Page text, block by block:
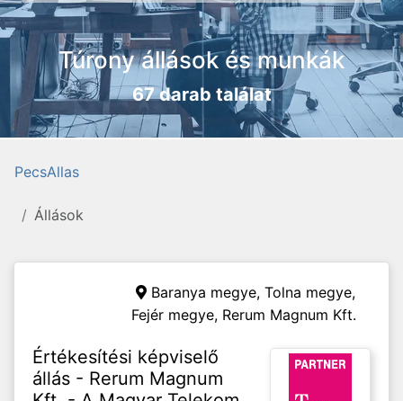
Túrony állások és munkák
67 darab találat
PecsAllas
Állások
Baranya megye, Tolna megye,
Fejér megye, Rerum Magnum Kft.
Értékesítési képviselő
állás - Rerum Magnum